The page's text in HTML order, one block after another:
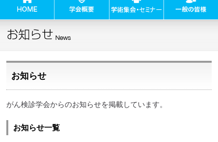
お知らせ
がん検診学会からのお知らせを掲載しています。
お知らせ一覧